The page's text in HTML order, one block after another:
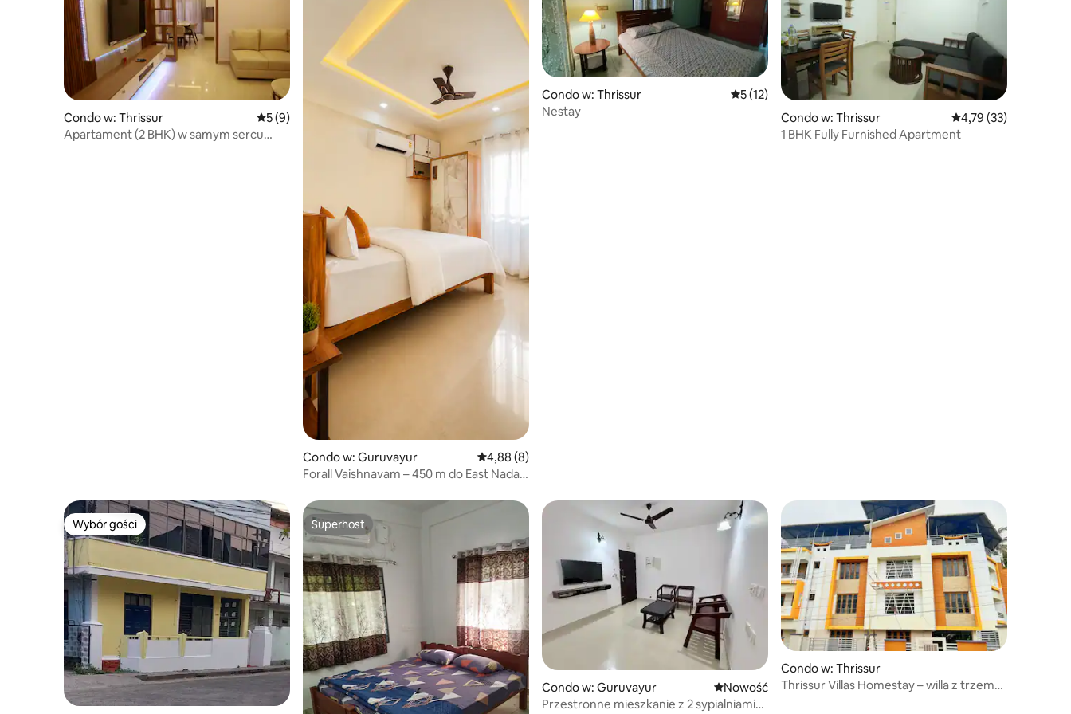
Condo w: Thrissur Średnia ocena: 5 na 5, liczba recenzji: 9
5 (9)
Apartament (2 BHK) w samym sercu
Condo w: Guruvayur Średnia ocena: 4,88 na 5, liczba recenzji: 8
4,88 (8)
Forall Vaishnavam – 450 m do East Nada |
Condo w: Thrissur Średnia ocena: 5 na 5, liczba recenzji: 12
5 (12)
Nestay
Condo w: Thrissur Średnia ocena: 4,79
4,79 (33)
1 BHK Fully Furnished Apartment
Wybór gości
Wybór gości Superhost
Superhost
Condo w: Guruvayur Nowe miejsce pobytu
Nowość
Przestronne mieszkanie z 2 sypialniami
Condo w: Thrissur
Thrissur Villas Homestay – willa z trzema